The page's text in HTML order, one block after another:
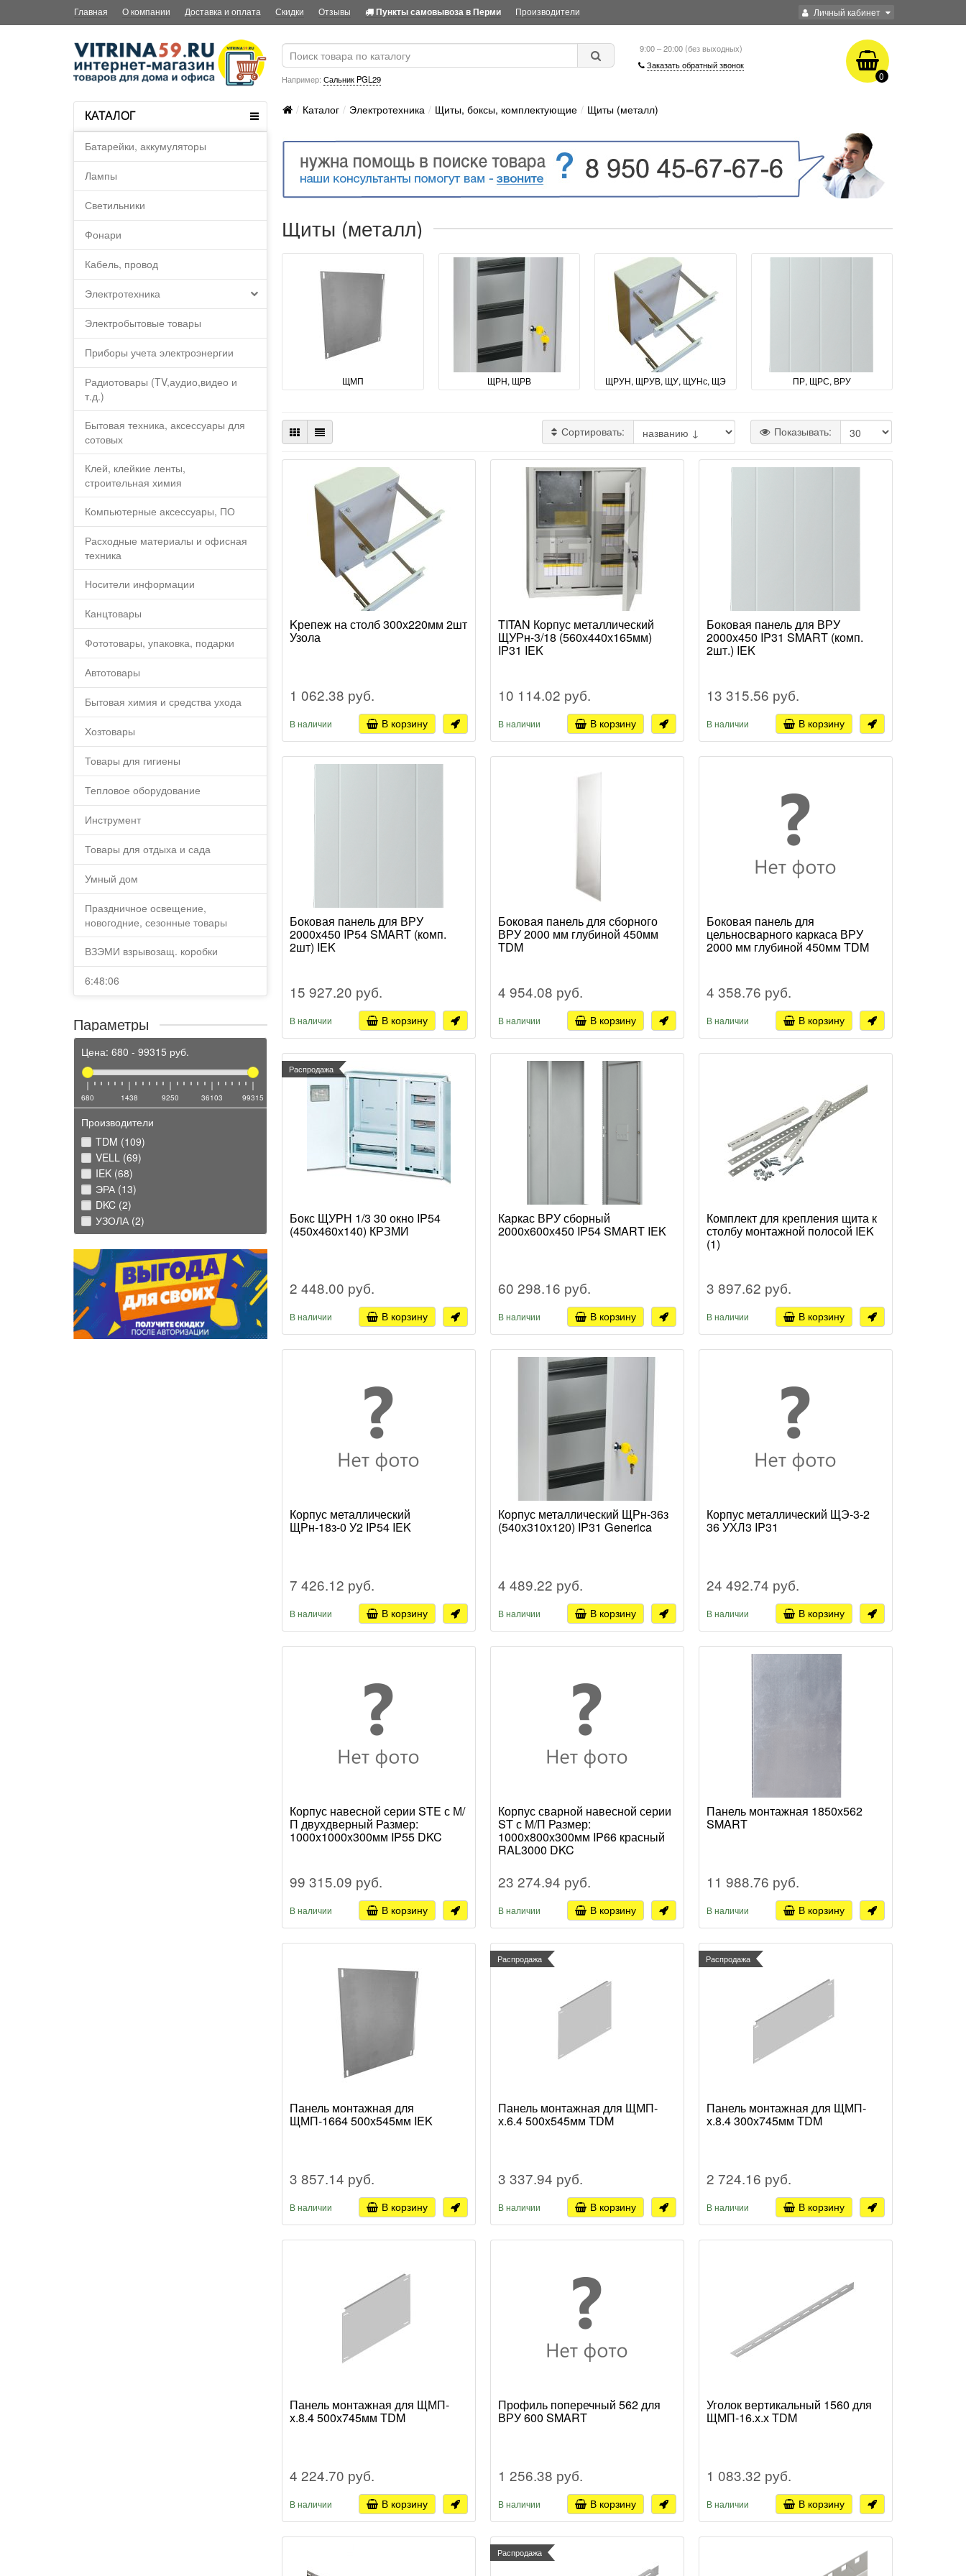
Личный кабинет
Главная О компании Доставка и оплата Скидки Отзывы Пункты самовывоза в Перми Производители
Например: Сальник PGL29
9:00 – 20:00 (без выходных)
Заказать обратный звонок
0
КАТАЛОГ
Батарейки, аккумуляторы
Лампы
Светильники
Фонари
Кабель, провод
Электротехника
Электробытовые товары
Приборы учета электроэнергии
Радиотовары (TV,аудио,видео и
т.д.)
Бытовая техника, аксессуары для
сотовых
Клей, клейкие ленты,
строительная химия
Компьютерные аксессуары, ПО
Расходные материалы и офисная
техника
Носители информации
Канцтовары
Фототовары, упаковка, подарки
Автотовары
Бытовая химия и средства ухода
Хозтовары
Товары для гигиены
Тепловое оборудование
Инструмент
Товары для отдыха и сада
Умный дом
Праздничное освещение,
новогодние, сезонные товары
ВЗЭМИ взрывозащ. коробки
6:48:06
Каталог Электротехника Щиты, боксы, комплектующие Щиты (металл)
Параметры
Цена: 680 - 99315 руб.
680 1438 9250 36103 99315
Производители
TDM (109)
VELL (69)
IEK (68)
ЭРА (13)
DKC (2)
УЗОЛА (2)
Щиты (металл)
ЩМП ЩРН, ЩРВ ЩРУН, ЩРУВ, ЩУ, ЩУНс, ЩЭ ПР, ЩРС, ВРУ
Сортировать: Показывать:
Kрепеж на столб 300х220мм 2шт
Узола
1 062.38 руб.
В наличии В корзину
TITAN Корпус металлический
ЩУРн-3/18 (560х440х165мм)
IP31 IEK
10 114.02 руб.
В наличии В корзину
Боковая панель для ВРУ
2000x450 IP31 SMART (комп.
2шт.) IEK
13 315.56 руб.
В наличии В корзину
Боковая панель для ВРУ
2000x450 IP54 SMART (комп.
2шт) IEK
15 927.20 руб.
В наличии В корзину
Боковая панель для сборного
ВРУ 2000 мм глубиной 450мм
TDM
4 954.08 руб.
В наличии В корзину
Боковая панель для
цельносварного каркаса ВРУ
2000 мм глубиной 450мм TDM
4 358.76 руб.
В наличии В корзину
Распродажа
Бокс ЩУРН 1/3 30 окно IP54
(450х460х140) КРЗМИ
2 448.00 руб.
В наличии В корзину
Каркас ВРУ сборный
2000х600х450 IP54 SMART IEK
60 298.16 руб.
В наличии В корзину
Комплект для крепления щита к
столбу монтажной полосой IEK
(1)
3 897.62 руб.
В наличии В корзину
Корпус металлический
ЩРн-18з-0 У2 IP54 IEK
7 426.12 руб.
В наличии В корзину
Корпус металлический ЩРн-36з
(540х310х120) IP31 Generica
4 489.22 руб.
В наличии В корзину
Корпус металлический ЩЭ-3-2
36 УХЛ3 IP31
24 492.74 руб.
В наличии В корзину
Корпус навесной серии STE с М/
П двухдверный Размер:
1000x1000x300мм IP55 DKC
99 315.09 руб.
В наличии В корзину
Корпус сварной навесной серии
ST с М/П Размер:
1000x800x300мм IP66 красный
RAL3000 DKC
23 274.94 руб.
В наличии В корзину
Панель монтажная 1850х562
SMART
11 988.76 руб.
В наличии В корзину
Панель монтажная для
ЩМП-1664 500х545мм IEK
3 857.14 руб.
В наличии В корзину
Распродажа
Панель монтажная для ЩМП-
х.6.4 500х545мм TDM
3 337.94 руб.
В наличии В корзину
Распродажа
Панель монтажная для ЩМП-
х.8.4 300х745мм TDM
2 724.16 руб.
В наличии В корзину
Панель монтажная для ЩМП-
х.8.4 500х745мм TDM
4 224.70 руб.
В наличии В корзину
Профиль поперечный 562 для
ВРУ 600 SMART
1 256.38 руб.
В наличии В корзину
Уголок вертикальный 1560 для
ЩМП-16.х.х TDM
1 083.32 руб.
В наличии В корзину
Распродажа